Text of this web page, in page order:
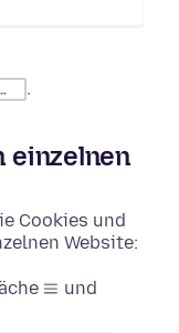
.
einzelnen
Cookies und
Website:
und